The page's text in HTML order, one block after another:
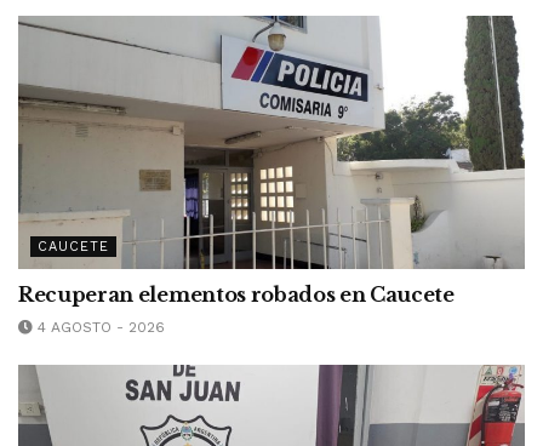
CAUCETE
Recuperan elementos robados en Caucete
4 AGOSTO - 2026